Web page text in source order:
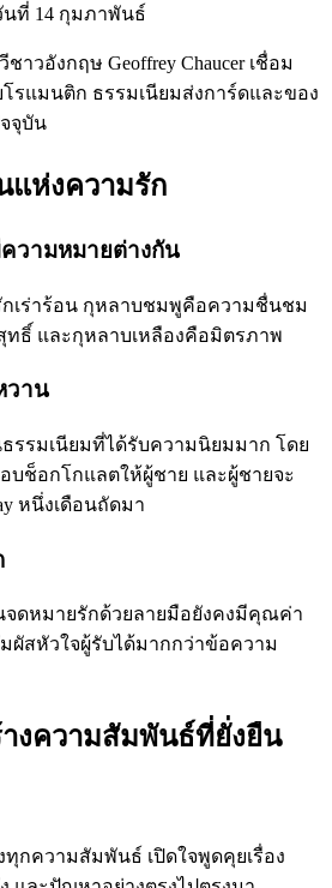
ที่ 14 กุมภาพันธ์
าวอังกฤษ Geoffrey Chaucer เชื่อม
รแมนติก ธรรมเนียมส่งการ์ดและของ
จุบัน
ห่งความรัก
วามหมายต่างกัน
เร่าร้อน กุหลาบชมพูคือความชื่นชม
ธิ์ และกุหลาบเหลืองคือมิตรภาพ
วาน
รรมเนียมที่ได้รับความนิยมมาก โดย
ช็อกโกแลตให้ผู้ชาย และผู้ชายจะ
หนึ่งเดือนถัดมา
จดหมายรักด้วยลายมือยังคงมีคุณค่า
ผัสหัวใจผู้รับได้มากกว่าข้อความ
างความสัมพันธ์ที่ยั่งยืน
ทุกความสัมพันธ์ เปิดใจพูดคุยเรื่อง